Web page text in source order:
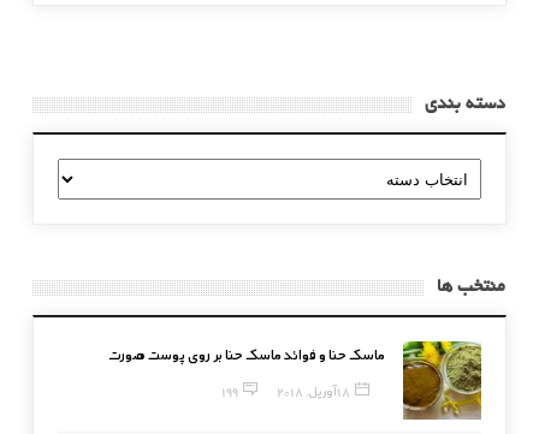
دسته بندی
دسته
بندی
منتخب ها
ماسک حنا و فوائد ماسک حنا بر روی پوست صورت
18 آوریل, 2018 199